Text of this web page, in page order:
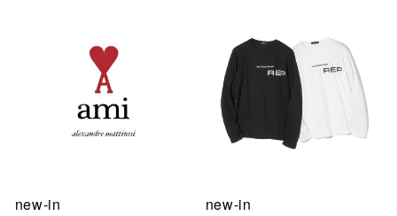
new-in new-in